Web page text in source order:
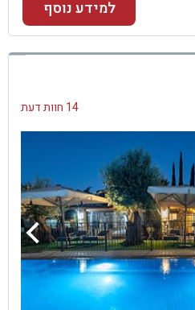
למידע נוסף
14 חוות דעת